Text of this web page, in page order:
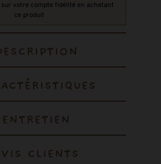
sur votre compte fidélité en achetant
ce produit
ENTRETIEN
CLIENTS